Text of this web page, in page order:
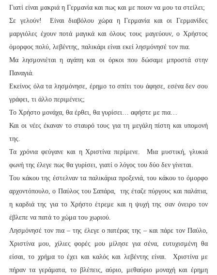
Γιατί είναι μακριά η Γερμανία και πως και με ποιον να μου τα στείλει;
Σε γελούν! Είναι διαβόλου χώρα η Γερμανία και οι Γερμανίδες
μαργιόλες έχουν ποτά μαγικά και όλους τους μαγεύουν, ο Χρήστος
όμορφος πολύ, λεβέντης, παλικάρι είναι εκεί λησμόνησέ τον πια.
Μα λησμονιέται η αγάπη και οι όρκοι που δώσαμε μπροστά στην
Παναγιά.
Εκείνος όλα τα λησμόνησε, έρημο το σπίτι του άφησε, εσένα δεν σου
γράφει, τι άλλο περιμένεις;
Το Χρήστο μονάχα, θα έρθει, θα γυρίσει… αφήστε με πια…
Και οι νέες έκαναν το σταυρό τους για τη μεγάλη πίστη και υπομονή
της.
Τα χρόνια φεύγανε και η Χριστίνα περίμενε. Μια μυστική, γλυκιά
φωνή της έλεγε πως θα γυρίσει, γιατί ο λόγος του δύο δεν γίνεται.
Του κάκου της έστελναν τα παλικάρια προξενιά, του κάκου το όμορφο
αρχοντόπουλο, ο Παύλος του Σαπάρα, της έταζε πύργους και παλάτια,
η καρδιά της για το Χρήστο έτρεμε και η ψυχή της σαν όνειρο τον
έβλεπε να πατά το χώμα του χωριού.
Λησμόνησέ τον πια – της έλεγε ο πατέρας της – και πάρε τον Παύλο,
Χριστίνα μου, χίλιες φορές μου μίλησε για σένα, ευτυχισμένη θα
είσαι, το χρήμα το έχει και καλός και λεβέντης είναι. Χριστίνα με
πήραν τα γεράματα, το βλέπεις, αύριο, μεθαύριο μοναχή και έρημη